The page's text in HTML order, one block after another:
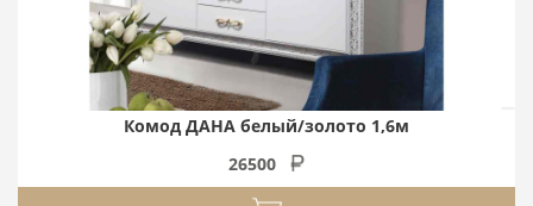
Комод ДАНА белый/золото 1,6м
26500